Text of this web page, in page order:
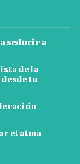
seducir a
de la
tu
el alma